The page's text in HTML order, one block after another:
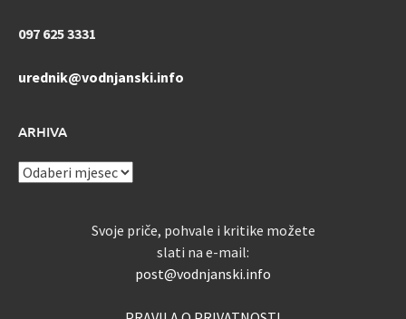
097 625 3331
urednik@vodnjanski.info
ARHIVA
ARHIVA
Svoje priče, pohvale i kritike možete
slati na e-mail:
post@vodnjanski.info